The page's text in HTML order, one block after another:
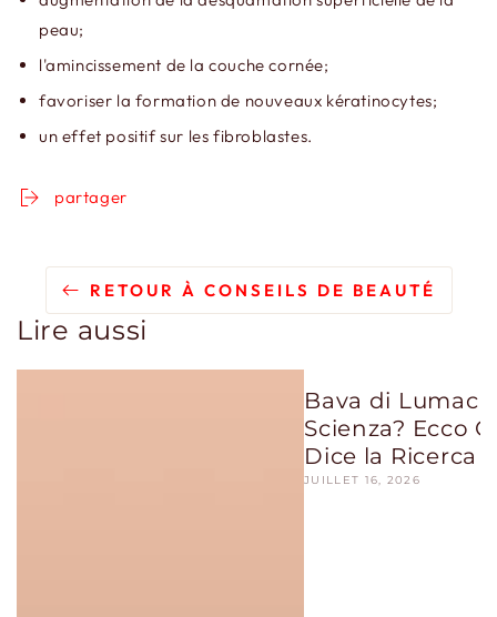
peau;
l'amincissement de la couche cornée;
favoriser la formation de nouveaux kératinocytes;
un effet positif sur les fibroblastes.
partager
RETOUR À CONSEILS DE BEAUTÉ
Lire aussi
Bava di
Scienza? Ecco
Dice la Ricerca
JUILLET 16, 2026